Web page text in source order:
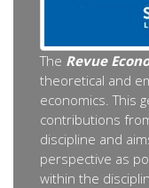
The Revue
theoretical and
economics. This
contributions
discipline and
perspective as
within the